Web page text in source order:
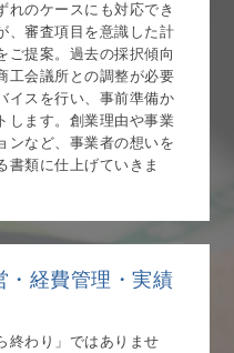
れのケースにも対応でき
、審査項目を意識した計
ご提案。過去の採択傾向
工会議所との調整が必要
イスを行い、事前準備か
します。創業理由や事業
ンなど、事業者の想いを
書類に仕上げていきま
・経費管理・実績
終わり」ではありませ